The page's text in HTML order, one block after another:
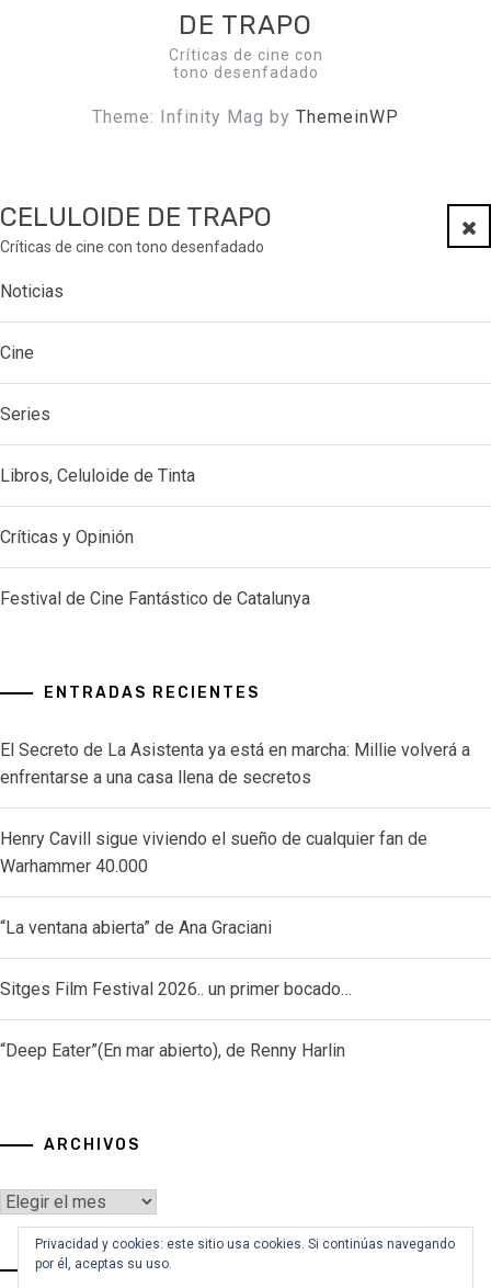
DE TRAPO
Críticas de cine con
tono desenfadado
Theme: Infinity Mag by ThemeinWP
CELULOIDE DE TRAPO
Críticas de cine con tono desenfadado
Noticias
Cine
Series
Libros, Celuloide de Tinta
Críticas y Opinión
Festival de Cine Fantástico de Catalunya
ENTRADAS RECIENTES
El Secreto de La Asistenta ya está en marcha: Millie volverá a
enfrentarse a una casa llena de secretos
Henry Cavill sigue viviendo el sueño de cualquier fan de
Warhammer 40.000
“La ventana abierta” de Ana Graciani
Sitges Film Festival 2026.. un primer bocado…
“Deep Eater”(En mar abierto), de Renny Harlin
ARCHIVOS
Archivos
VOY A BUSCAR…
Privacidad y cookies: este sitio usa cookies. Si continúas navegando
por él, aceptas su uso.